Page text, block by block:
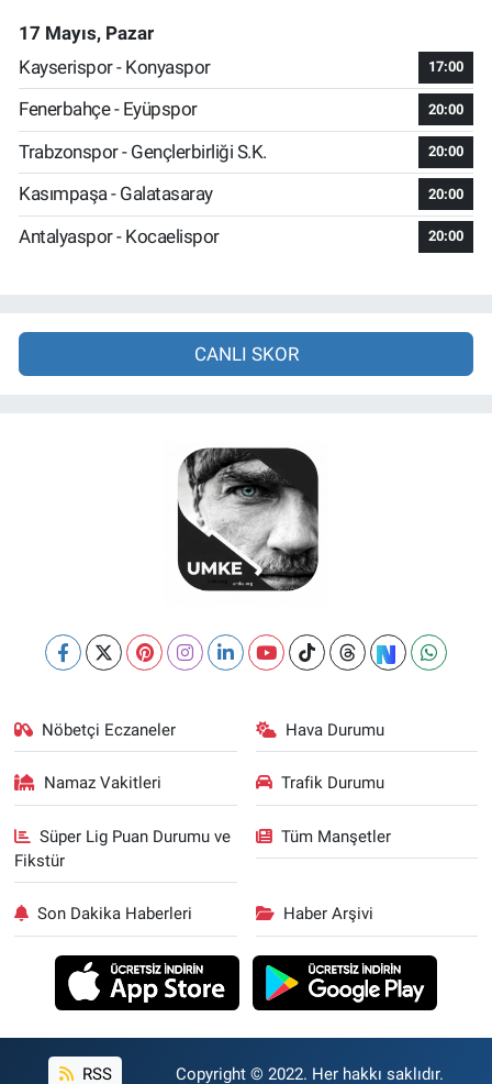
17 Mayıs, Pazar
Kayserispor - Konyaspor
17:00
Fenerbahçe - Eyüpspor 20:00
Trabzonspor - Gençlerbirliği S.K. 20:00
Kasımpaşa - Galatasaray 20:00
Antalyaspor - Kocaelispor 20:00
CANLI SKOR
Nöbetçi Eczaneler Hava Durumu
Namaz Vakitleri Trafik Durumu
Süper Lig Puan Durumu ve
Fikstür
Tüm Manşetler
Son Dakika Haberleri Haber Arşivi
RSS Copyright © 2022. Her hakkı saklıdır.